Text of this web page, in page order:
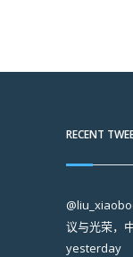
RECENT
议与光荣，
yesterday